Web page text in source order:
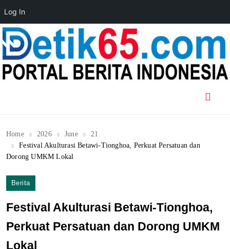
Log In
Skip
to
content
Home 2026 June
21
Festival Akulturasi Betawi-Tionghoa, Perkuat Persatuan dan
Dorong UMKM Lokal
Berita
Festival Akulturasi Betawi-Tionghoa,
Perkuat Persatuan dan Dorong UMKM
Lokal